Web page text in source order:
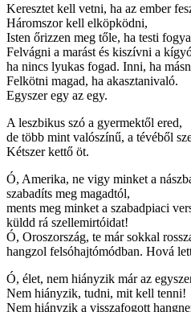
Keresztet kell vetni, ha az ember
Háromszor kell elköpködni,
Isten őrizzen meg tőle, ha testi
Felvágni a marást és kiszívni a
ha nincs lyukas fogad. Inni, ha
Felkötni magad, ha akasztanivaló.
Egyszer egy az egy.
A leszbikus szó a gyermektől ered,
de több mint valószínű, a tévéből
Kétszer kettő öt.
Ó, Amerika, ne vigy minket a
szabadíts meg magadtól,
ments meg minket a szabadpiaci
küldd rá szellemirtóidat!
Ó, Oroszország, te már sokkal
hangzol felsóhajtómódban. Hová
Ó, élet, nem hiányzik már az
Nem hiányzik, tudni, mit kell tenni!
Nem hiányzik a visszafogott